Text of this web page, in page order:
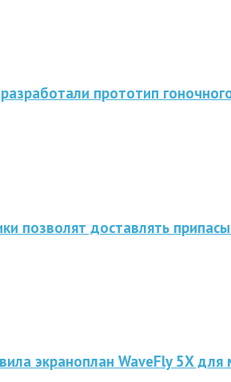
прототип
позволят доставлять
экраноплан WaveFly 5X